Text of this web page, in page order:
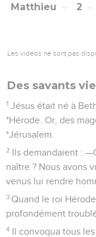
Matthieu 2
Les vidéos ne sont pas
Des savants
1 Jésus était né à
*Hérode. Or, des
*Jérusalem.
2 Ils demandaient :
naître ? Nous avons
venus lui rendre
3 Quand le roi
profondément
4 Il convoqua tous